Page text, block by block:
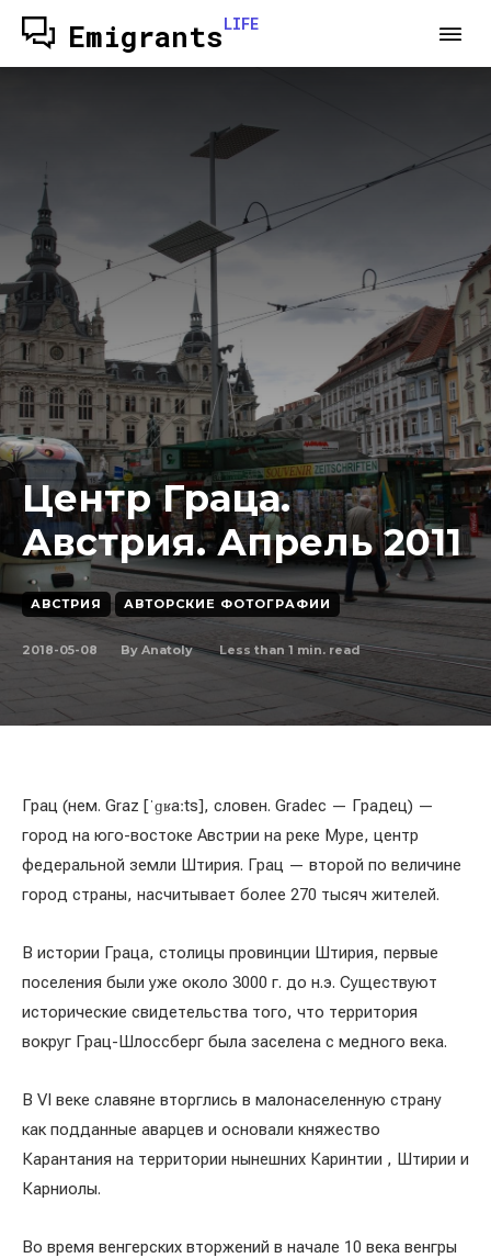
EmigrantsLIFE
Центр Граца.
Австрия. Апрель 2011
АВСТРИЯ АВТОРСКИЕ ФОТОГРАФИИ
2018-05-08 By Anatoly Less than 1 min. read
Грац (нем. Graz [ˈɡʁaːts], словен. Gradec — Градец) —
город на юго-востоке Австрии на реке Муре, центр
федеральной земли Штирия. Грац — второй по величине
город страны, насчитывает более 270 тысяч жителей.
В истории Граца, столицы провинции Штирия, первые
поселения были уже около 3000 г. до н.э. Существуют
исторические свидетельства того, что территория
вокруг Грац-Шлоссберг была заселена с медного века.
В VI веке славяне вторглись в малонаселенную страну
как подданные аварцев и основали княжество
Карантания на территории нынешних Каринтии , Штирии и
Карниолы.
Во время венгерских вторжений в начале 10 века венгры